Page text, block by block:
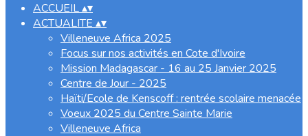
ACCUEIL▴▾
ACTUALITE ▴▾
Villeneuve Africa 2025
Focus sur nos activités en Cote d'Ivoire
Mission Madagascar - 16 au 25 Janvier 2025
Centre de Jour - 2025
Haïti/Ecole de Kenscoff : rentrée scolaire menacée
Voeux 2025 du Centre Sainte Marie
Villeneuve Africa